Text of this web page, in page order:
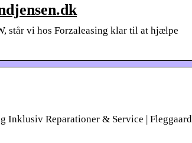
står vi hos Forzaleasing klar til at hjælpe
Inklusiv Reparationer & Service | Fleggaard